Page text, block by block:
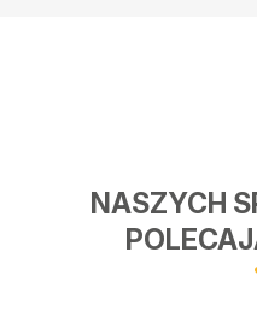
NASZYCH